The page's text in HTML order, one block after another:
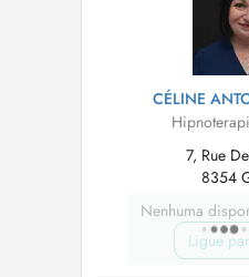
CÉLINE
7, Rue
8354
Nenhuma
Ligue